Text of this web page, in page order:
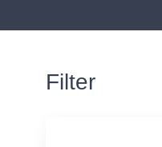
Filter